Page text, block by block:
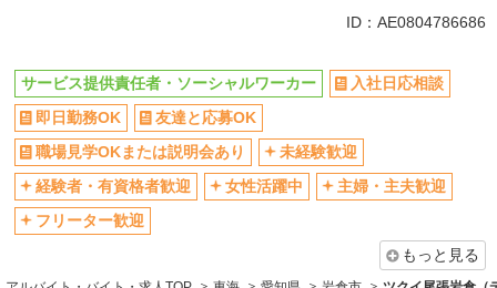
社会保険あり
産休・育休取得実績あり
社員登用あり
ID：AE0804786686
サービス提供責任者・ソーシャルワーカー
入社日応相談
即日勤務OK
友達と応募OK
職場見学OKまたは説明会あり
未経験歓迎
経験者・有資格者歓迎
女性活躍中
主婦・主夫歓迎
フリーター歓迎
もっと見る